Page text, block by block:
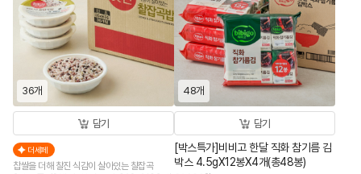
36개
담기
더세페
찹쌀을 더해 찰진 식감이 살아있는 찰잡곡
48개
담기
[박스특가]비비고 한달 직화 참기름 김
박스 4.5gX12봉X4개(총48봉)